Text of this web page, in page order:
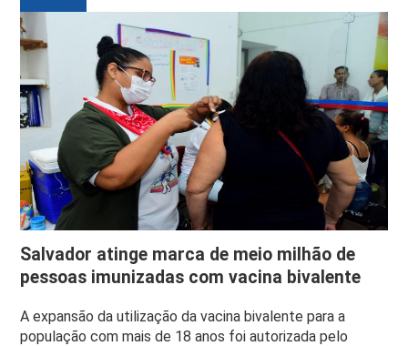
Salvador atinge marca de meio milhão de
pessoas imunizadas com vacina bivalente
A expansão da utilização da vacina bivalente para a
população com mais de 18 anos foi autorizada pelo